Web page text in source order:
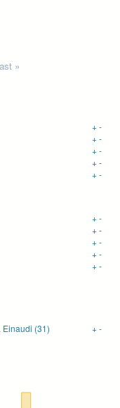
»
+-
+-
+-
+-
+-
+-
+-
+-
+-
+-
Einaudi (31) +-